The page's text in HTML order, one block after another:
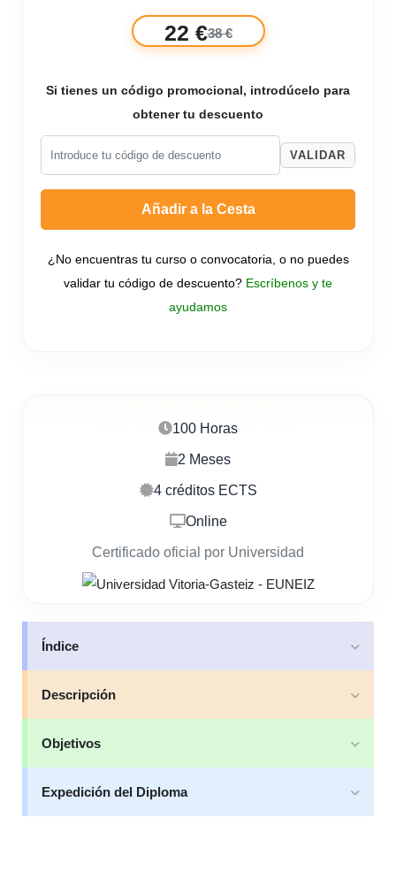
100 Horas
2 Meses
4 créditos ECTS
Online
Certificado oficial por Universidad
Índice
Descripción
Objetivos
Expedición del Diploma
22 €38 €
Si tienes un código promocional, introdúcelo para
obtener tu descuento
VALIDAR
Añadir a la Cesta
¿No encuentras tu curso o convocatoria, o no puedes
validar tu código de descuento? Escríbenos y te
ayudamos